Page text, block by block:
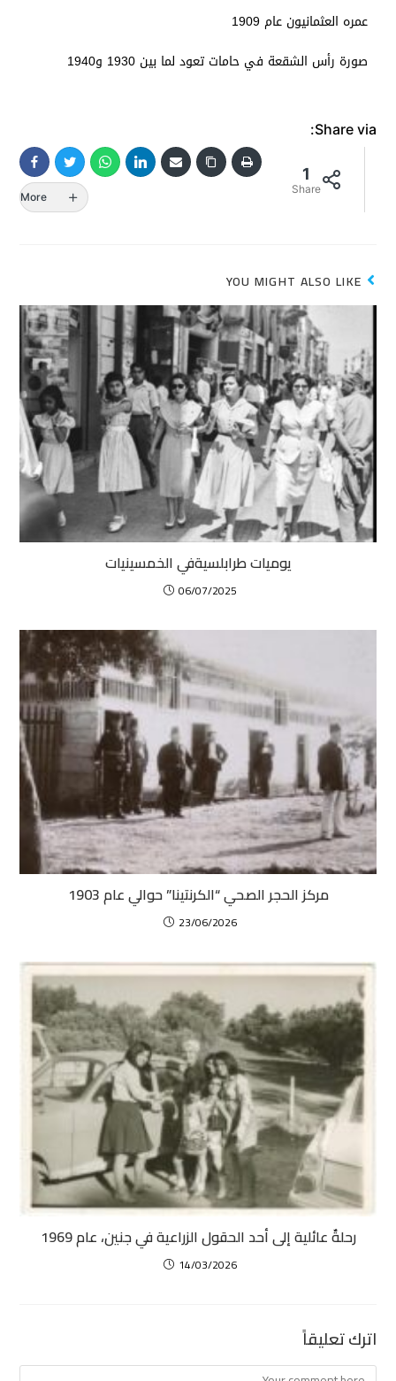
عمره العثمانيون عام 1909
صورة رأس الشقعة في حامات تعود لما بين 1930 و1940
Share via:
1
Share
More
YOU MIGHT ALSO LIKE
يوميات طرابلسيةفي الخمسينيات
06/07/2025
مركز الحجر الصحي “الكرنتينا” حوالي عام 1903
23/06/2026
رحلةٌ عائلية إلى أحد الحقول الزراعية في جنين، عام 1969
14/03/2026
اترك تعليقاً